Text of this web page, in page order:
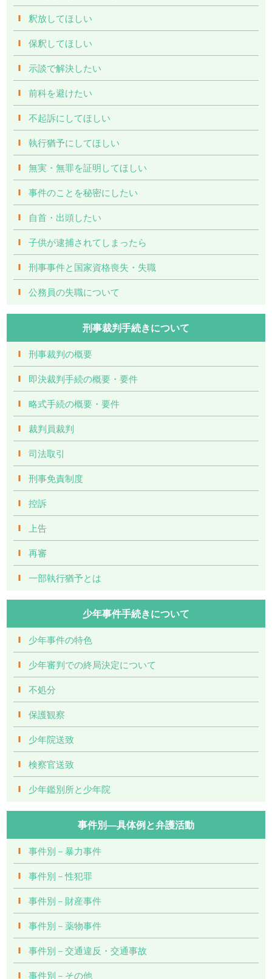
釈放してほしい
保釈してほしい
示談で解決したい
前科を避けたい
不起訴にしてほしい
執行猶予にしてほしい
無実・無罪を証明してほしい
事件のことを秘密にしたい
自首・出頭したい
子供が逮捕されてしまったら
刑事事件と国家資格喪失・失職
公務員の失職について
刑事裁判手続きについて
刑事裁判の概要
即決裁判手続の概要・要件
略式手続の概要・要件
裁判員裁判
司法取引
刑事免責制度
控訴
上告
再審
一部執行猶予とは
少年事件手続きについて
少年事件の特色
少年審判での終局決定について
不処分
保護観察
少年院送致
検察官送致
少年鑑別所と少年院
事件別―具体例と弁護活動
事件別－暴力事件
事件別－性犯罪
事件別－財産事件
事件別－薬物事件
事件別－交通違反・交通事故
事件別－その他